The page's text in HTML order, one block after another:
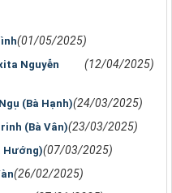
(01/05/2025)
Nguyễn
(12/04/2025)
(Bà Hạnh)(24/03/2025)
(Bà Vân)(23/03/2025)
Hướng)(07/03/2025)
(26/02/2025)